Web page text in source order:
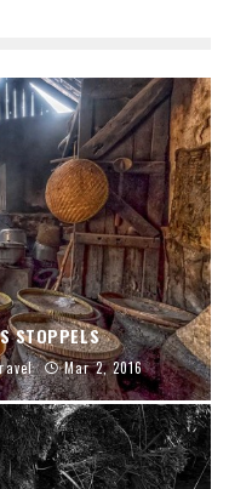
STOPPELS
Mar 2, 2016